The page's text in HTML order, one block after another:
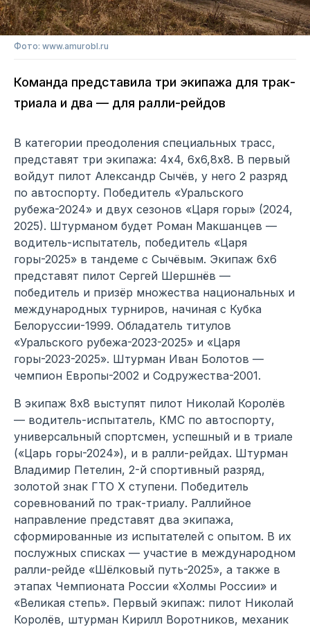
Фото: www.amurobl.ru
Команда представила три экипажа для трак-
триала и два — для ралли-рейдов
В категории преодоления специальных трасс,
представят три экипажа: 4х4, 6х6,8х8. В первый
войдут пилот Александр Сычёв, у него 2 разряд
по автоспорту. Победитель «Уральского
рубежа-2024» и двух сезонов «Царя горы» (2024,
2025). Штурманом будет Роман Макшанцев —
водитель-испытатель, победитель «Царя
горы-2025» в тандеме с Сычёвым. Экипаж 6х6
представят пилот Сергей Шершнёв —
победитель и призёр множества национальных и
международных турниров, начиная с Кубка
Белоруссии-1999. Обладатель титулов
«Уральского рубежа-2023-2025» и «Царя
горы-2023-2025». Штурман Иван Болотов —
чемпион Европы-2002 и Содружества-2001.
В экипаж 8х8 выступят пилот Николай Королёв
— водитель-испытатель, КМС по автоспорту,
универсальный спортсмен, успешный и в триале
(«Царь горы-2024»), и в ралли-рейдах. Штурман
Владимир Петелин, 2-й спортивный разряд,
золотой знак ГТО Х ступени. Победитель
соревнований по трак-триалу. Раллийное
направление представят два экипажа,
сформированные из испытателей с опытом. В их
послужных списках — участие в международном
ралли-рейде «Шёлковый путь-2025», а также в
этапах Чемпионата России «Холмы России» и
«Великая степь». Первый экипаж: пилот Николай
Королёв, штурман Кирилл Воротников, механик